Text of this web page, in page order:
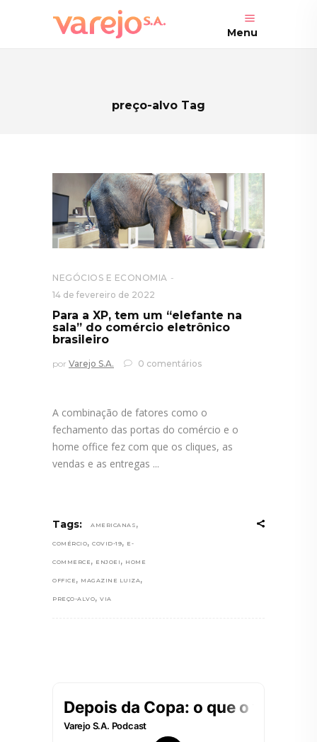
Menu
preço-alvo Tag
NEGÓCIOS E ECONOMIA
14 de fevereiro de 2022
Para a XP, tem um “elefante na
sala” do comércio eletrônico
brasileiro
por Varejo S.A. 0 comentários
A combinação de fatores como o
fechamento das portas do comércio e o
home office fez com que os cliques, as
vendas e as entregas
Tags: AMERICANAS ,
COMÉRCIO, COVID-19, E-
COMMERCE , ENJOEI , HOME
OFFICE , MAGAZINE LUIZA ,
PREÇO-ALVO, VIA